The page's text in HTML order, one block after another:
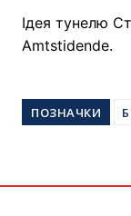
Ідея тунелю
Amtstidende.
ПОЗНАЧКИ